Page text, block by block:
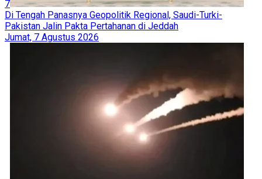
7
Di Tengah Panasnya Geopolitik Regional, Saudi-Turki-
Pakistan Jalin Pakta Pertahanan di Jeddah
Jumat, 7 Agustus 2026